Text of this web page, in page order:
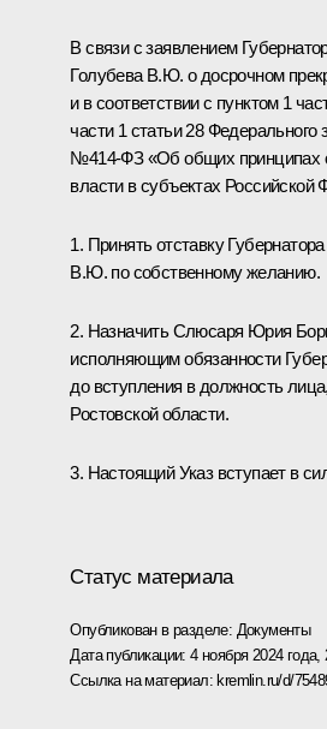
В связи с заявлением
Голубева В.Ю. о досрочном
и в соответствии с пунктом 1
части 1 статьи 28 Федерального
№414-ФЗ «Об общих принципах
власти в субъектах Российской
1. Принять отставку
В.Ю. по собственному желанию.
2. Назначить Слюсаря Юрия
исполняющим обязанности
до вступления в должность
Ростовской области.
3. Настоящий Указ вступает в
Статус материала
Опубликован в разделе: Документы
Дата публикации:4 ноября 2024 года,
Ссылка на материал: kremlin.ru/d/